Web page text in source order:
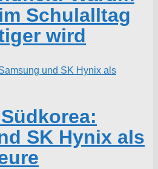
Schulalltag
wird
SK Hynix als